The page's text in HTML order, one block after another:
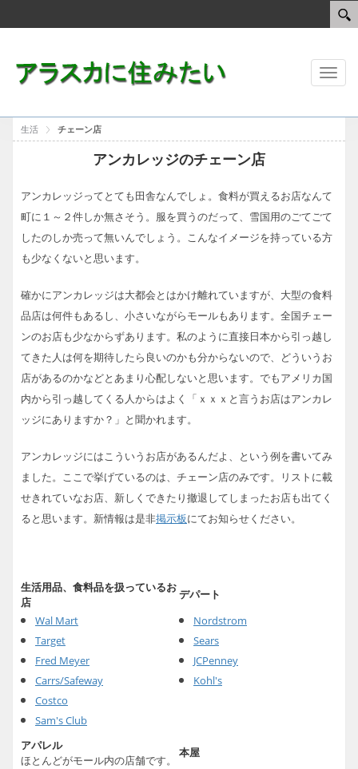
Toggle
生活 チェーン店
アンカレッジのチェーン店
アンカレッジってとても田舎なんでしょ。食料が買えるお店なんて
町に１～２件しか無さそう。服を買うのだって、雪国用のごてごて
したのしか売って無いんでしょう。こんなイメージを持っている方
も少なくないと思います。
確かにアンカレッジは大都会とはかけ離れていますが、大型の食料
品店は何件もあるし、小さいながらモールもあります。全国チェー
ンのお店も少なからずあります。私のように直接日本から引っ越し
てきた人は何を期待したら良いのかも分からないので、どういうお
店があるのかなどとあまり心配しないと思います。でもアメリカ国
内から引っ越してくる人からはよく「ｘｘｘと言うお店はアンカレ
ッジにありますか？」と聞かれます。
アンカレッジにはこういうお店があるんだよ、という例を書いてみ
ました。ここで挙げているのは、チェーン店のみです。リストに載
せきれていなお店、新しくできたり撤退してしまったお店も出てく
ると思います。新情報は是非掲示板にてお知らせください。
生活用品、食料品を扱っているお
店
デパート
Wal Mart
Target
Fred Meyer
Carrs/Safeway
Costco
Sam's Club
Nordstrom
Sears
JCPenney
Kohl's
アパレル
ほとんどがモール内の店舗です。
本屋